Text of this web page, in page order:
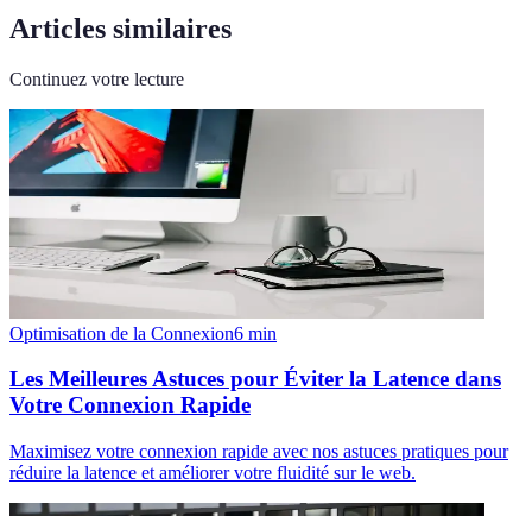
Articles similaires
Continuez votre lecture
Optimisation de la Connexion6 min
Les Meilleures Astuces pour Éviter la Latence dans
Votre Connexion Rapide
Maximisez votre connexion rapide avec nos astuces pratiques pour
réduire la latence et améliorer votre fluidité sur le web.